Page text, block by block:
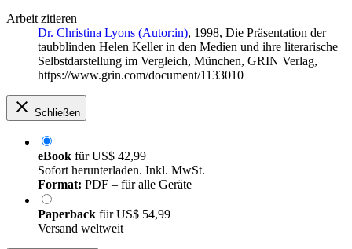
Arbeit zitieren
Dr. Christina Lyons (Autor:in), 1998, Die Präsentation der
taubblinden Helen Keller in den Medien und ihre literarische
Selbstdarstellung im Vergleich, München, GRIN Verlag,
https://www.grin.com/document/1133010
Schließen
eBook fürUS$ 42,99
Sofort herunterladen. Inkl. MwSt.
Format: PDF – für alle Geräte
Paperback fürUS$ 54,99
Versand weltweit